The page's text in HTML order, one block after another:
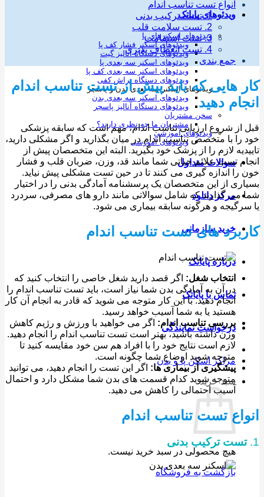
ویدئوهای پایاتک
ویدئوهای اسکنرهای پا
ویدئوهای اسکنر فشار کف پا
ویدئوهای دستگاه آنالیز گیت
ویدئوهای اسکنر سه بعدی پا
ویدئوهای اسکنر سه بعدی کف پا
ویدئوهای دستگاه تراش کفی
ویدئوهای اسکنر سه بعدی بدن و پاسچر
ویدئوهای اسکنر سه بعدی بدن
ویدئوهای دستگاه آنالیز پاسچر
سخن مشتریان
مشتریان ما چه نظری دارند؟
ویدئوهای آموزشی
ویدئوهای آموزشی
سوالات متداول
مرکز دانلود
خرید سازمانی
درباره پایاتک
تماس با پایاتک
درخواست نمایندگی
مراکز اسکن پا و بدن
سبد خرید
هیچ محصولی در سبد خرید نیست.
بازگشت به فروشگاه
انواع تست تناسب اندام
1. تست ترکیب بدنی
جمع بندی
هایی که باید پیش از تست تناسب اندام
دهید
از شروع ارزیابی تناسب اندام، مهم است که سابقه پزشکی
با متخصص تناسب اندام در میان بگذارید و اگر مشکلی دارید،
لازم را از پزشک خود بگیرید. البته این متخصصان پیش از
تست علائم حیاتی شما مانند قد، وزن، ضربان قلب و فشار
را اندازه گیری می کنند تا در حین تست مشکلی پیش نیاید.
از این متخصصان یک پرسشنامه آمادگی بدنی را در اختیار
می گذارند که شامل سوالاتی مانند دارو های مصرفی، سردرد
و هرگونه سابقه بیماری می شود.
های تست تناسب اندام
انتخاب شغل:اگر قصد دارید شغل خاصی را انتخاب کنید که
در آن به آمادگی بدن شما نیاز است، باید تست تناسب اندام را
انجام دهید. با این کار متوجه می شوید که قادر به انجام آن کار
هستید یا به شما آسیب خواهد رسید.
بررسی تناسب اندام: اگر می خواهید با ورزش و رژیم کاهش
وزن داشته باشید، بهتر است تست تناسب اندام را انجام دهید.
لازم است نتایج خود را با افراد هم سن خود مقایسه کنید تا
متوجه شوید اوضاع شما چگونه است.
پیشگیری از بیماری ها:اگر این تست را انجام دهید، می توانید
متوجه شوید کدام قسمت های بدن شما مشکل دارد و احتمال
آسیب احتمالی را کاهش می دهید.
تست تناسب اندام
ترکیب بدنی